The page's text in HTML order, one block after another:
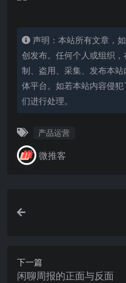
声明：本站所有文章，
创发布。任何个人或组织
制、盗用、采集、发布本
体平台。如若本站内容侵
们进行处理。
产品运营
微推客
下一篇
闲聊周报的正面与反面